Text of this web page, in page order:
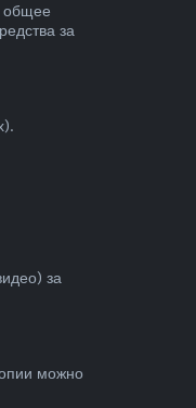
общее
за
за
можно